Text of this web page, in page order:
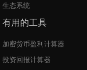
生态系统
有用的工具
加密货币盈利计算器
投资回报计算器